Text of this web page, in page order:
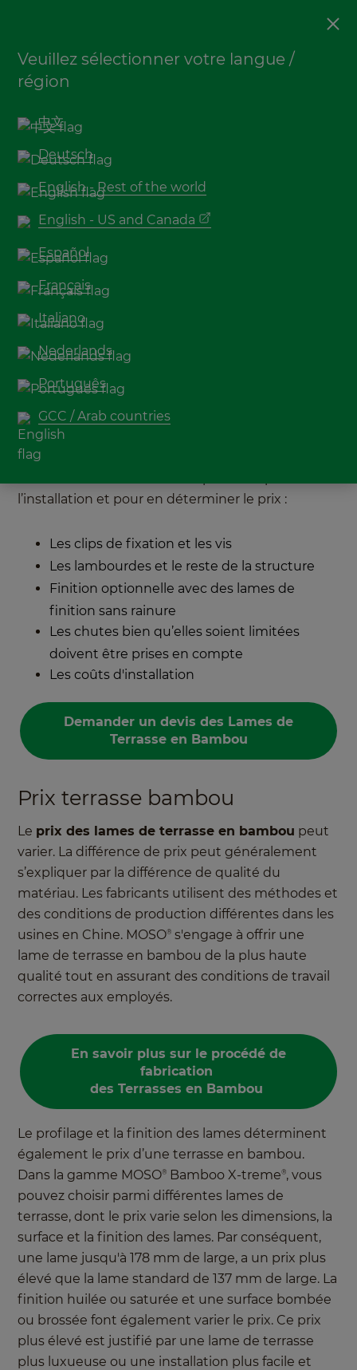
Veuillez sélectionner votre langue /
région
中文
Deutsch
English - Rest of the world
English - US and Canada
Español
Français
Italiano
Nederlands
Português
GCC / Arab countries
Quel est le prix d’une
terrasse en bambou ?
Le prix des lames de terrasse en bambou
être obtenu auprès d'un revendeur MOSO
N’hésitez pas à contacter les experts en bambou
votre projet. MOSO
entreprises spécialisées qui peuvent vous aider à
installer une terrasse avec des lames de bambou.
En plus des lames de terrasse en bambou, des
l’installation et pour en déterminer le prix :
Les clips de fixation et les vis
Les lambourdes et le reste de la structure
Finition optionnelle avec des lames de
finition sans rainure
Les chutes bien qu’elles soient limitées
doivent être prises en compte
Les coûts d'installation
Demander un devis des Lames de
Terrasse en Bambou
Prix terrasse bambou
Le prix des lames de terrasse en bambou peut
varier. La différence de prix peut généralement
s’expliquer par la différence de qualité du
matériau. Les fabricants utilisent des méthodes et
des conditions de production différentes dans les
usines en Chine. MOSO® s'engage à offrir une
lame de terrasse en bambou de la plus haute
qualité tout en assurant des conditions de travail
correctes aux employés.
En savoir plus sur le procédé de
fabrication
des Terrasses en Bambou
Le profilage et la finition des lames déterminent
également le prix d’une terrasse en bambou.
Dans la gamme MOSO® Bamboo X-treme®, vous
pouvez choisir parmi différentes lames de
terrasse, dont le prix varie selon les dimensions, la
surface et la finition des lames. Par conséquent,
une lame jusqu'à 178 mm de large, a un prix plus
élevé que la lame standard de 137 mm de large. La
finition huilée ou saturée et une surface bombée
ou brossée font également varier le prix. Ce prix
plus élevé est justifié par une lame de terrasse
plus luxueuse ou une installation plus facile et